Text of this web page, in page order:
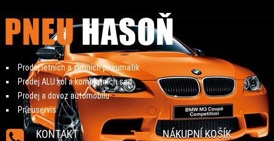
Prodej letních a zimních pneumatik
Prodej ALU kol a kompletních sad
Prodej a dovoz automobilu
Pneuservis
KONTAKT NÁKUPNÍ KOŠÍK